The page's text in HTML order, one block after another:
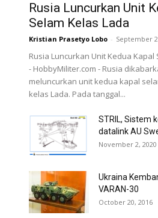
Rusia Luncurkan Unit
Selam Kelas Lada
Kristian Prasetyo Lobo - September
Rusia Luncurkan Unit Kedua Kapal
- HobbyMiliter.com - Rusia
meluncurkan unit kedua kapal
kelas Lada. Pada tanggal...
STRIL, Sistem
datalink AU
November 2, 2020
Ukraina
VARAN-30
October 20, 2016